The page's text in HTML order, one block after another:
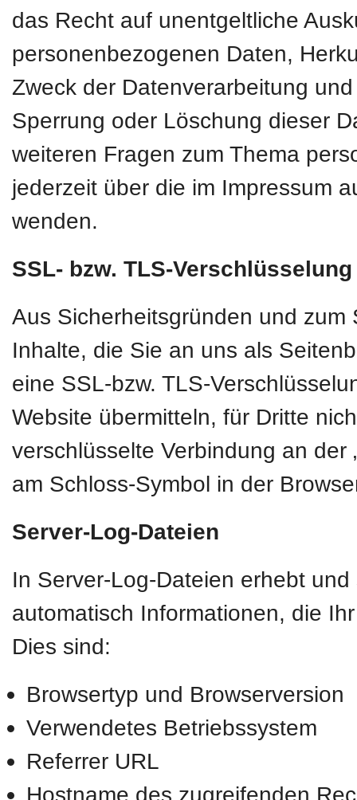
das Recht auf unentgeltliche
personenbezogenen Daten,
Zweck der Datenverarbeitung
Sperrung oder Löschung dieser
weiteren Fragen zum Thema
jederzeit über die im Impressum
wenden.
SSL- bzw. TLS-Verschlüsselung
Aus Sicherheitsgründen und
Inhalte, die Sie an uns als
eine SSL-bzw. TLS-
Website übermitteln, für Dritte
verschlüsselte Verbindung an der
am Schloss-Symbol in der
Server-Log-Dateien
In Server-Log-Dateien erhebt
automatisch Informationen, die
Dies sind:
Browsertyp und Browserversion
Verwendetes Betriebssystem
Referrer URL
Hostname des zugreifenden